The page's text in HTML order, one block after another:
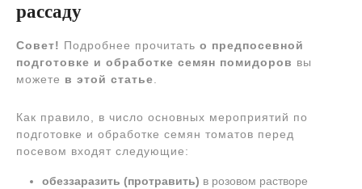
рассаду
Совет! Подробнее прочитать о предпосевной
подготовке и обработке семян помидоров вы
можете в этой статье
Как правило, в число основных мероприятий по
подготовке и обработке семян томатов перед
посевом входят следующие:
обеззаразить (протравить) в розовом растворе